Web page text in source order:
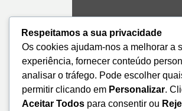
N
8º39'41,76"
W
+351 228
328 115
Respeitamos a sua privacidade
Os cookies ajudam-nos a melhorar a
experiência, fornecer conteúdo
analisar o tráfego. Pode escolher
permitir clicando em Personalizar.
Aceitar Todos para consentir ou